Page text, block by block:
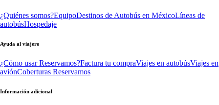
¿Quiénes somos?EquipoDestinos de Autobús en MéxicoLíneas de
autobúsHospedaje
Ayuda al viajero
¿Cómo usar Reservamos?Factura tu compraViajes en autobúsViajes en
aviónCoberturas Reservamos
Información adicional